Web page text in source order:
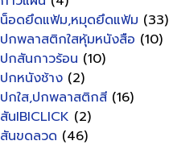
น็อดยึดแฟ้ม,หมุดยึดแฟ้ม (33)
ปกพลาสติกใสหุ้มหนังสือ (10)
ปกสันกาวร้อน (10)
ปกหนังช้าง (2)
ปกใส,ปกพลาสติกสี (16)
สันIBICLICK (2)
สันขดลวด (46)